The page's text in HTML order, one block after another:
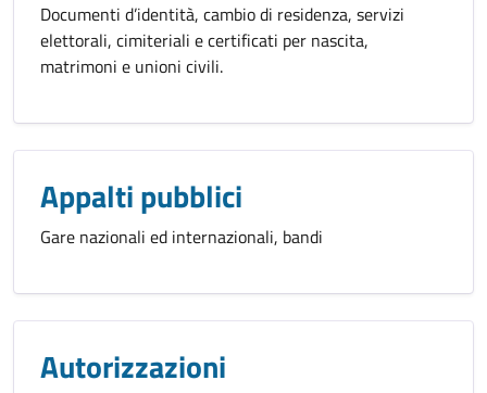
Documenti d’identità, cambio di residenza, servizi
elettorali, cimiteriali e certificati per nascita,
matrimoni e unioni civili.
Appalti pubblici
Gare nazionali ed internazionali, bandi
Autorizzazioni